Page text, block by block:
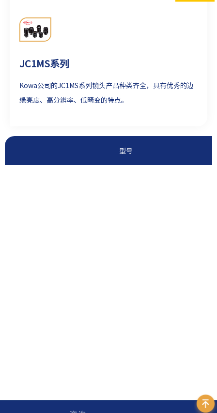
JC1MS系列
Kowa公司的JC1MS系列镜头产品种类齐全，具有优秀的边
缘亮度、高分辨率、低畸变的特点。
型号